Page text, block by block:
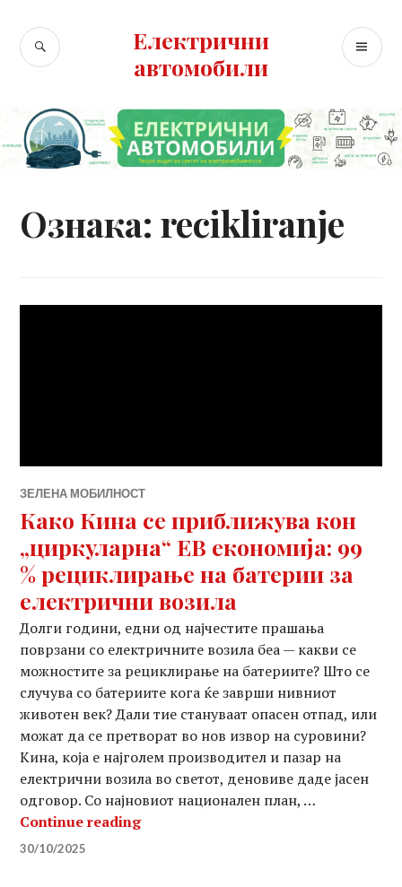
content
Електрични
автомобили
SEARCH
Ознака:recikliranje
ЗЕЛЕНА МОБИЛНОСТ
Како Кина се приближува кон
„циркуларна“ ЕВ економија: 99
% рециклирање на батерии за
електрични возила
Долги години, едни од најчестите прашања
поврзани со електричните возила беа — какви се
можностите за рециклирање на батериите? Што се
случува со батериите кога ќе заврши нивниот
животен век? Дали тие стануваат опасен отпад, или
можат да се претворат во нов извор на суровини?
Кина, која е најголем производител и пазар на
електрични возила во светот, деновиве даде јасен
одговор. Со најновиот национален план, …
Continue readingКако Кина се приближува кон
30/10/2025